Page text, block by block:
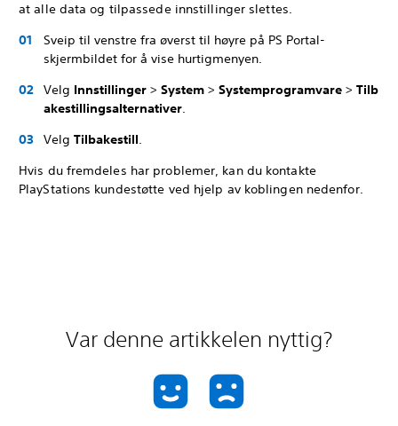
at alle data og tilpassede innstillinger slettes.
Sveip til venstre fra øverst til høyre på PS Portal-
skjermbildet for å vise hurtigmenyen.
Velg Innstillinger > System > Systemprogramvare > Tilb
akestillingsalternativer.
Velg Tilbakestill.
Hvis du fremdeles har problemer, kan du kontakte
PlayStations kundestøtte ved hjelp av koblingen nedenfor.
Var denne artikkelen nyttig?